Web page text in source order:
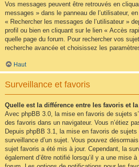
Vos messages peuvent être retrouvés en
messages » dans le panneau de l’utilisateur,
« Rechercher les messages de l’utilisateur »
profil ou bien en cliquant sur le lien « Accès
quelle page du forum. Pour rechercher vos
recherche avancée et choisissez les
Haut
Surveillance et favoris
Quelle est la différence entre les favoris et
Avec phpBB 3.0, la mise en favoris de sujets
des favoris dans un navigateur. Vous n’étiez
Depuis phpBB 3.1, la mise en favoris de
surveillance d’un sujet. Vous pouvez
sujet favoris a été mis à jour. Cependant, la
également d’être notifié lorsqu’il y a une mise